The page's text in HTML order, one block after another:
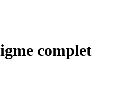
complet